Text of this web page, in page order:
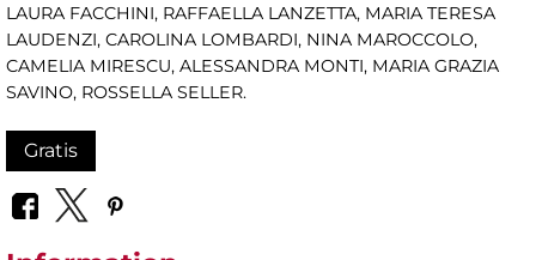
LAURA FACCHINI, RAFFAELLA LANZETTA, MARIA TERESA
LAUDENZI, CAROLINA LOMBARDI, NINA MAROCCOLO,
CAMELIA MIRESCU, ALESSANDRA MONTI, MARIA GRAZIA
SAVINO, ROSSELLA SELLER.
Gratis